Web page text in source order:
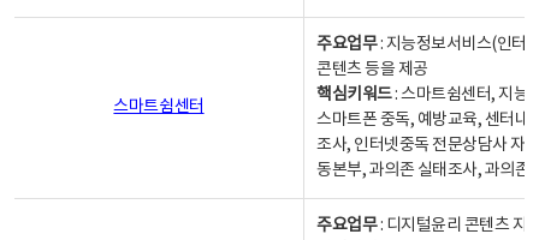
스마트쉼센터
주요업무: 지능정보서비스(인터
콘텐츠 등을 제공
핵심키워드: 스마트쉼센터, 지능
스마트폰 중독, 예방교육, 센터내
조사, 인터넷중독 전문상담사 자
동본부, 과의존 실태조사, 과의존
주요업무: 디지털윤리 콘텐츠 지